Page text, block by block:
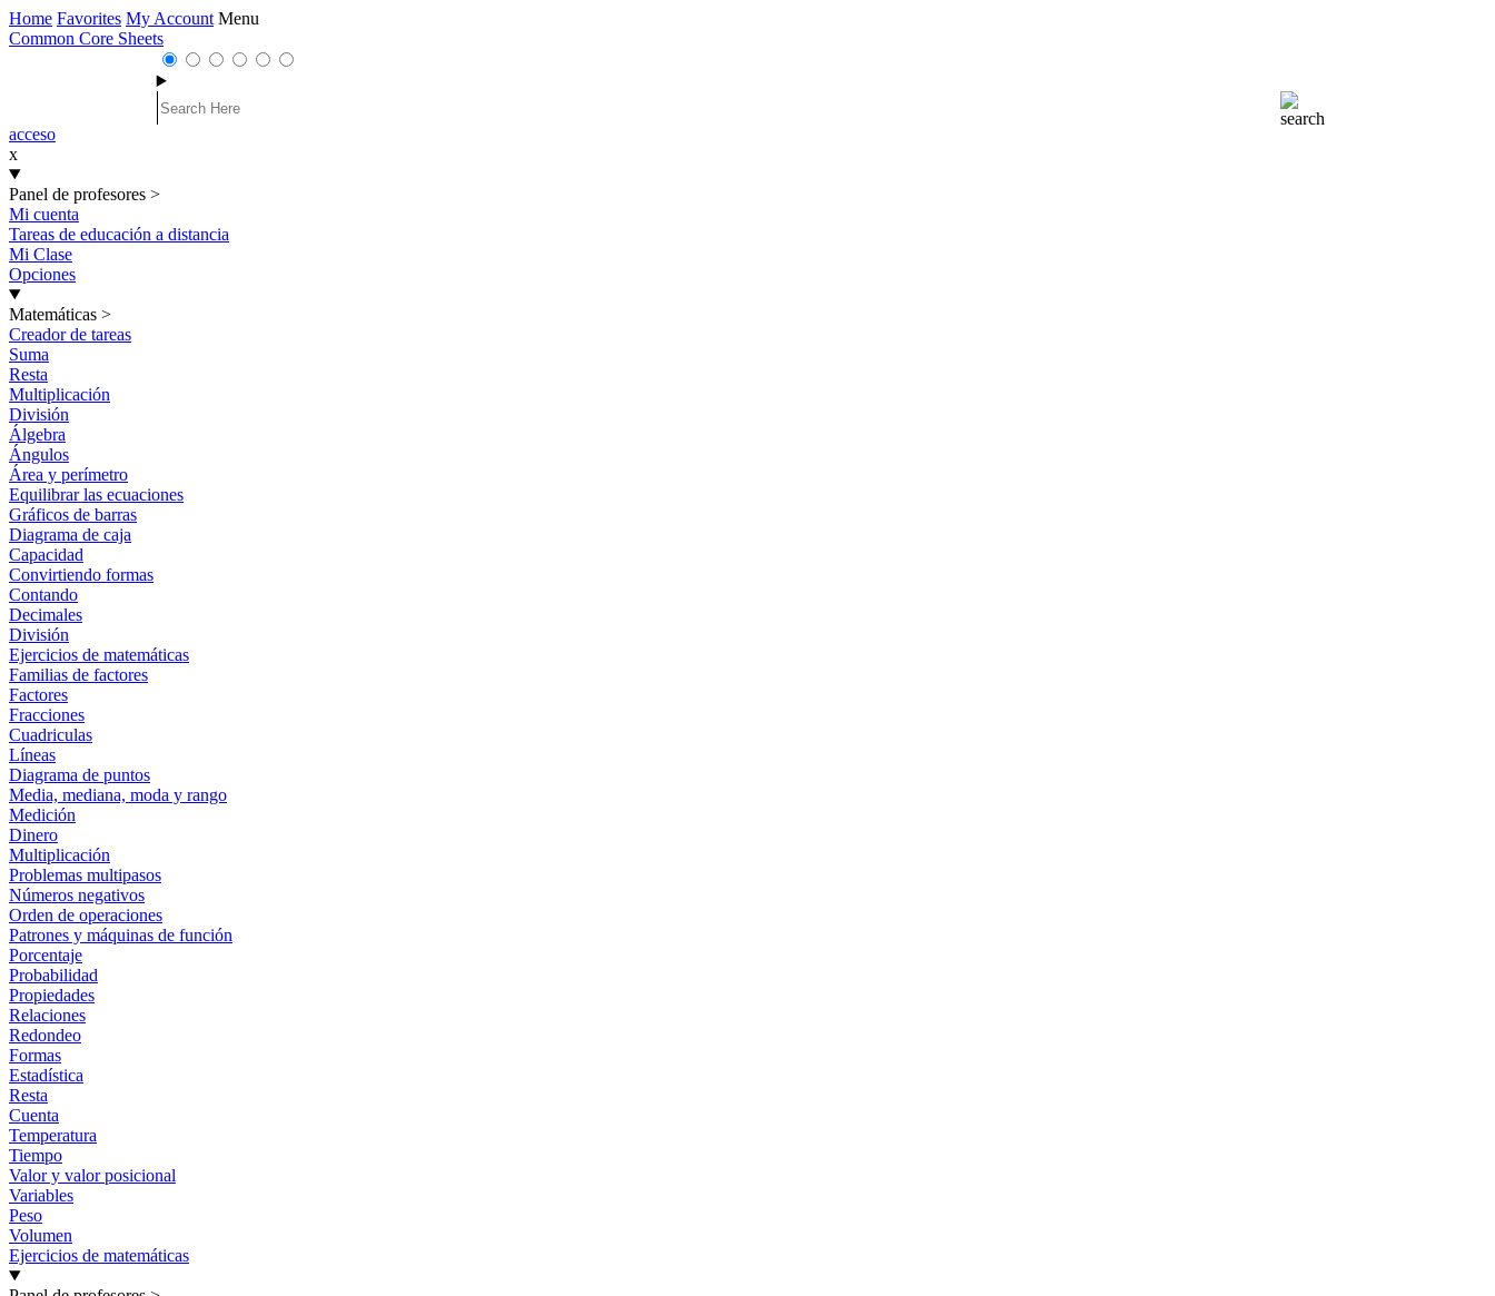
Home Favorites My Account Menu
Common Core Sheets
acceso
x
Panel de profesores >
Mi cuenta
Tareas de educación a distancia
Mi Clase
Opciones
Matemáticas >
Creador de tareas
Suma
Resta
Multiplicación
División
Álgebra
Ángulos
Área y perímetro
Equilibrar las ecuaciones
Gráficos de barras
Diagrama de caja
Capacidad
Convirtiendo formas
Contando
Decimales
División
Ejercicios de matemáticas
Familias de factores
Factores
Fracciones
Cuadriculas
Líneas
Diagrama de puntos
Media, mediana, moda y rango
Medición
Dinero
Multiplicación
Problemas multipasos
Números negativos
Orden de operaciones
Patrones y máquinas de función
Porcentaje
Probabilidad
Propiedades
Relaciones
Redondeo
Formas
Estadística
Resta
Cuenta
Temperatura
Tiempo
Valor y valor posicional
Variables
Peso
Volumen
Ejercicios de matemáticas